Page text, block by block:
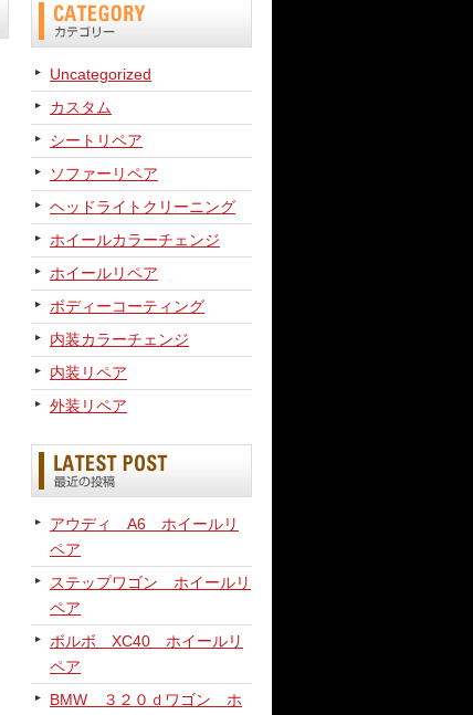
Uncategorized
カスタム
シートリペア
ソファーリペア
ヘッドライトクリーニング
ホイールカラーチェンジ
ホイールリペア
ボディーコーティング
内装カラーチェンジ
内装リペア
外装リペア
アウディ A6 ホイールリ
ペア
ステップワゴン ホイールリ
ペア
ボルボ XC40 ホイールリ
ペア
BMW ３２０ｄワゴン ホ